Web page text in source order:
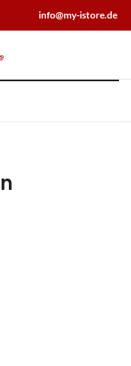
info@my-istore.de